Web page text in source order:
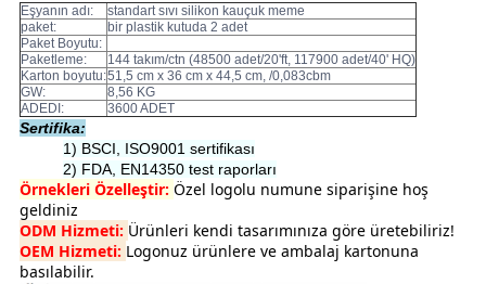
Eşyanın adı:
standart sıvı silikon kauçuk meme
paket:
bir plastik kutuda 2 adet
Paket Boyutu:
Paketleme:
144 takım/ctn (48500 adet/20'ft, 117900 adet/40' HQ)
Karton boyutu:51,5 cm x 36 cm x 44,5 cm, /0,083cbm
GW:
8,56 KG
ADEDI:
3600 ADET
Sertifika:
1) BSCI, ISO9001 sertifikası
2) FDA, EN14350 test raporları
Örnekleri Özelleştir: Özel logolu numune siparişine hoş
geldiniz
ODM Hizmeti: Ürünleri kendi tasarımınıza göre üretebiliriz!
OEM Hizmeti: Logonuz ürünlere ve ambalaj kartonuna
basılabilir.